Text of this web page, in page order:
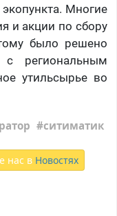
Многие
и акции по сбору
было решено
с региональным
утильсырье во
ситиматик
нас в Новостях